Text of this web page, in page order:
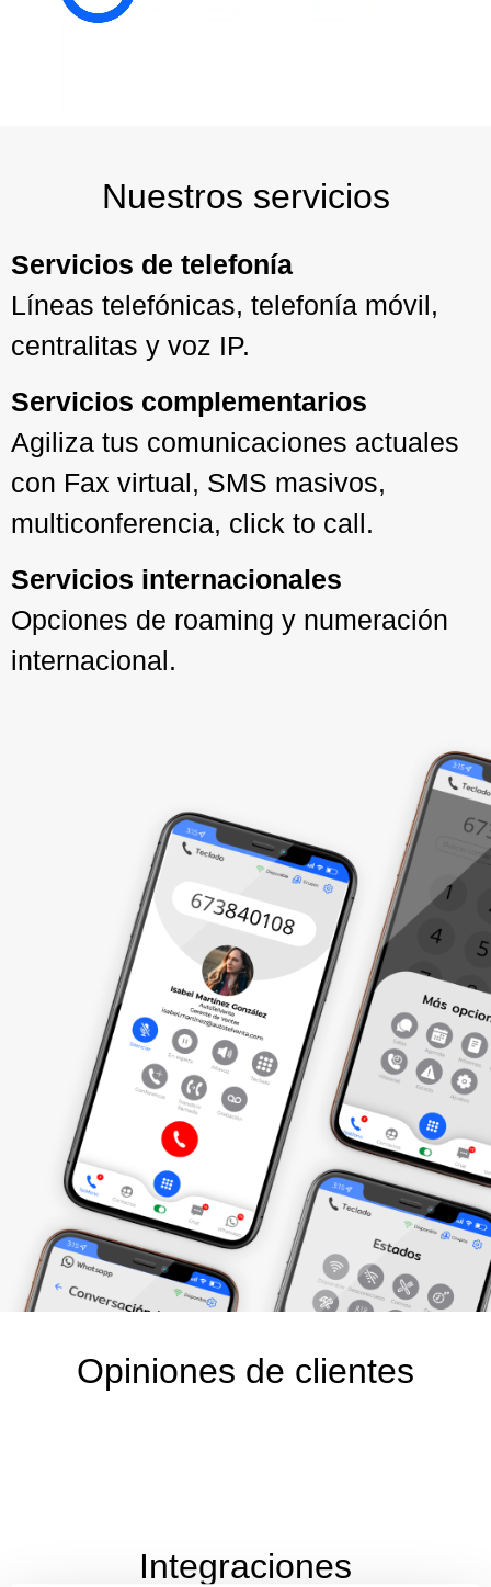
Nuestros servicios
Servicios de telefonía
Líneas telefónicas, telefonía móvil,
centralitas y voz IP.
Servicios complementarios
Agiliza tus comunicaciones actuales
con Fax virtual, SMS masivos,
multiconferencia, click to call.
Servicios internacionales
Opciones de roaming y numeración
internacional.
Opiniones de clientes
Integraciones